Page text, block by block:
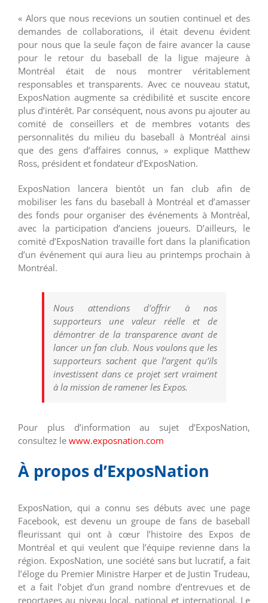
« Alors que nous recevions un soutien continuel et des
demandes de collaborations, il était devenu évident
pour nous que la seule façon de faire avancer la cause
pour le retour du baseball de la ligue majeure à
Montréal était de nous montrer véritablement
responsables et transparents. Avec ce nouveau statut,
ExposNation augmente sa crédibilité et suscite encore
plus d’intérêt. Par conséquent, nous avons pu ajouter au
comité de conseillers et de membres votants des
personnalités du milieu du baseball à Montréal ainsi
que des gens d’affaires connus, » explique Matthew
Ross, président et fondateur d’ExposNation.
ExposNation lancera bientôt un fan club afin de
mobiliser les fans du baseball à Montréal et d’amasser
des fonds pour organiser des événements à Montréal,
avec la participation d’anciens joueurs. D’ailleurs, le
comité d’ExposNation travaille fort dans la planification
d’un événement qui aura lieu au printemps prochain à
Montréal.
Nous attendions d’offrir à nos
supporteurs une valeur réelle et de
démontrer de la transparence avant de
lancer un fan club. Nous voulons que les
supporteurs sachent que l’argent qu’ils
investissent dans ce projet sert vraiment
à la mission de ramener les Expos.
Pour plus d’information au sujet d’ExposNation,
consultez le www.exposnation.com
À propos d’ExposNation
ExposNation, qui a connu ses débuts avec une page
Facebook, est devenu un groupe de fans de baseball
fleurissant qui ont à cœur l’histoire des Expos de
Montréal et qui veulent que l’équipe revienne dans la
région. ExposNation, une société sans but lucratif, a fait
l’éloge du Premier Ministre Harper et de Justin Trudeau,
et a fait l’objet d’un grand nombre d’entrevues et de
reportages au niveau local, national et international. Le